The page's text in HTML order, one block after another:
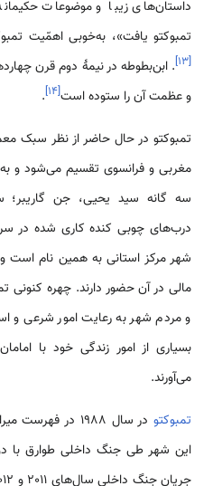
داستان‌های زیبا و موضوعات
تمبوکتو یافت»، به‌خوبی اهمّیت
[۱۳]. ابن‌بطوطه در نیمۀ دوم قرن
و عظمت آن را ستوده است[۱۴]
.
تمبوکتو در حال حاضر از نظر سبک
مغربی و فرانسوی تقسیم می‌شود و
سه گانه سید یحیی، جن گاریبر؛
درب‌های چوبی کنده کاری شده در
شهر مرکز استانی به همین نام است
مالی در آن حضور دارند. چهره کنونی
و مردم شهر به رعایت امور شرعی و
بسیاری از امور زندگی خود با
می‌آورند.
تمبوکتو
در سال 1988 در